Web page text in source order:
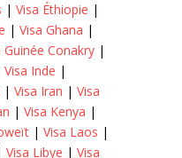
| Visa Éthiopie |
| Visa Ghana |
Guinée Conakry |
Visa Inde |
| Visa Iran | Visa
| Visa Kenya |
| Visa Laos |
Visa Libye | Visa